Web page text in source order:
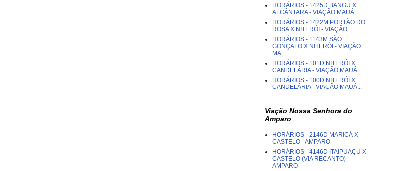
HORÁRIOS - 1425D BANGU X
ALCÂNTARA - VIAÇÃO MAUÁ
HORÁRIOS - 1422M PORTÃO DO
ROSA X NITERÓI - VIAÇÃO...
HORÁRIOS - 1143M SÃO
GONÇALO X NITERÓI - VIAÇÃO
MA...
HORÁRIOS - 101D NITERÓI X
CANDELÁRIA - VIAÇÃO MAUÁ...
HORÁRIOS - 100D NITERÓI X
CANDELÁRIA - VIAÇÃO MAUÁ...
Viação Nossa Senhora do
Amparo
HORÁRIOS - 2146D MARICÁ X
CASTELO - AMPARO
HORÁRIOS - 4146D ITAIPUAÇU X
CASTELO (VIA RECANTO) -
AMPARO